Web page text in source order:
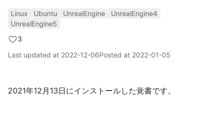
Linux Ubuntu UnrealEngine
UnrealEngine4
UnrealEngine5
3
Last updated at 2022-12-06Posted at 2022-01-05
2021年12月13日にインストールした覚書です。